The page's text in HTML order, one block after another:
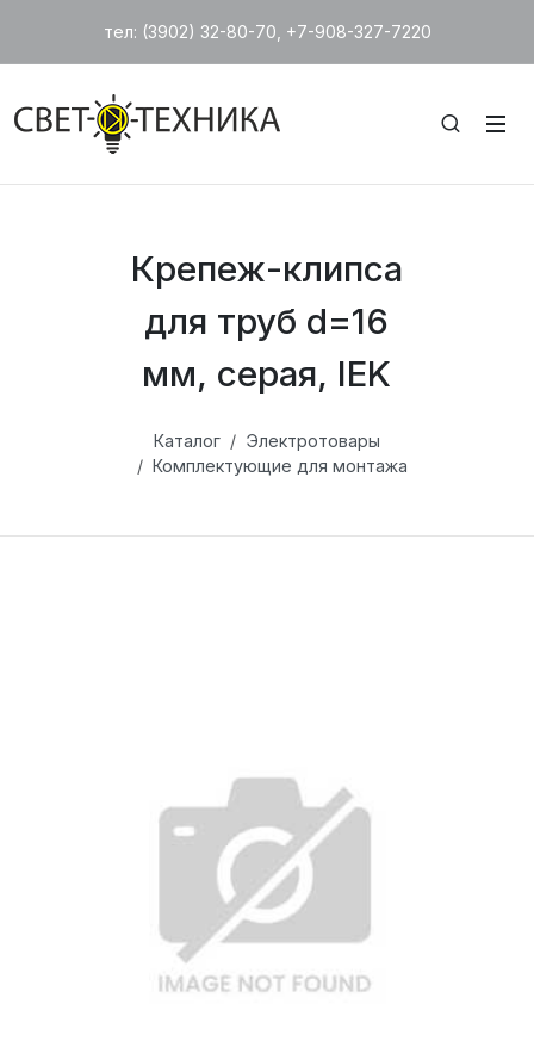
тел: (3902) 32-80-70, +7-908-327-7220
Крепеж-клипса
для труб d=16
мм, серая, IEK
Каталог
Электротовары
Комплектующие для монтажа